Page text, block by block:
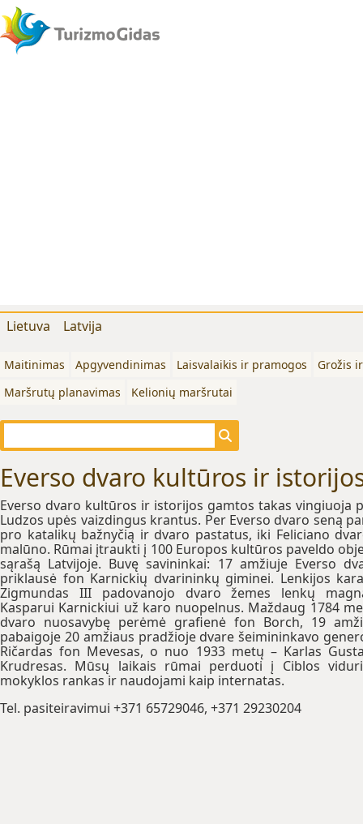
Lietuva Latvija
Maitinimas Apgyvendinimas Laisvalaikis ir pramogos
Grožis
Maršrutų planavimas
Kelionių maršrutai
Everso dvaro kultūros ir
Everso dvaro kultūros ir istorijos gamtos takas vingiuoja
Ludzos upės vaizdingus krantus. Per Everso dvaro seną
pro katalikų bažnyčią ir dvaro pastatus, iki Feliciano
malūno. Rūmai įtraukti į 100 Europos kultūros paveldo
sąrašą Latvijoje. Buvę savininkai: 17 amžiuje Everso
priklausė fon Karnickių dvarininkų giminei. Lenkijos
Zigmundas III padovanojo dvaro žemes lenkų
Kasparui Karnickiui už karo nuopelnus. Maždaug 1784
dvaro nuosavybę perėmė grafienė fon Borch, 19
pabaigoje 20 amžiaus pradžioje dvare šeimininkavo
Ričardas fon Mevesas, o nuo 1933 metų – Karlas
Krudresas. Mūsų laikais rūmai perduoti į Ciblos
mokyklos rankas ir naudojami kaip internatas.
Tel. pasiteiravimui +371 65729046, +371 29230204